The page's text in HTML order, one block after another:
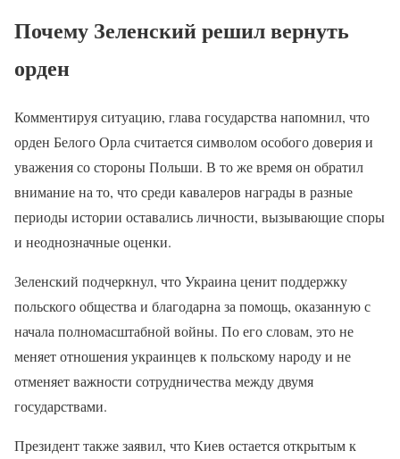
Почему Зеленский решил вернуть
орден
Комментируя ситуацию, глава государства напомнил, что
орден Белого Орла считается символом особого доверия и
уважения со стороны Польши. В то же время он обратил
внимание на то, что среди кавалеров награды в разные
периоды истории оставались личности, вызывающие споры
и неоднозначные оценки.
Зеленский подчеркнул, что Украина ценит поддержку
польского общества и благодарна за помощь, оказанную с
начала полномасштабной войны. По его словам, это не
меняет отношения украинцев к польскому народу и не
отменяет важности сотрудничества между двумя
государствами.
Президент также заявил, что Киев остается открытым к